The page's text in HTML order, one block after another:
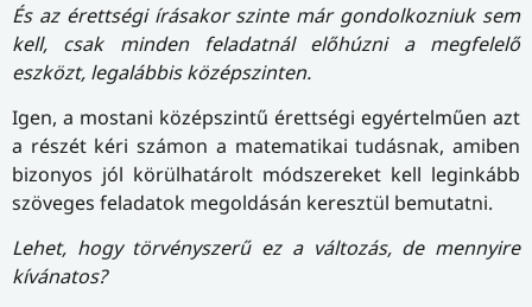
És az érettségi írásakor szinte már gondolkozniuk sem
kell, csak minden feladatnál előhúzni a megfelelő
eszközt, legalábbis középszinten.
Igen, a mostani középszintű érettségi egyértelműen azt
a részét kéri számon a matematikai tudásnak, amiben
bizonyos jól körülhatárolt módszereket kell leginkább
szöveges feladatok megoldásán keresztül bemutatni.
Lehet, hogy törvényszerű ez a változás, de mennyire
kívánatos?